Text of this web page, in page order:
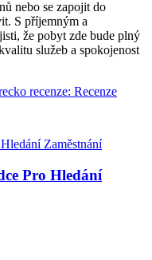
nebo se zapojit do
S příjemným a
že pobyt zde bude plný
služeb a spokojenost
recenze: Recenze
Pro Hledání